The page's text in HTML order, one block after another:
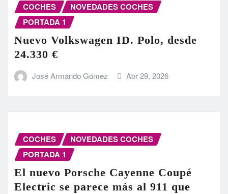
COCHES
NOVEDADES COCHES
PORTADA 1
Nuevo Volkswagen ID. Polo, desde
24.330 €
José Armando Gómez Abr 29, 2026
COCHES
NOVEDADES COCHES
PORTADA 1
El nuevo Porsche Cayenne Coupé
Electric se parece más al 911 que